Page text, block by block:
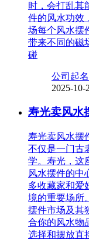
时，会打乱其
件的风水功效
场每个风水摆
带来不同的磁
碰
公司起名
2025-10-
寿光卖风水
寿光卖风水摆
不仅是一门古
学。寿光，这
风水摆件的中
多收藏家和爱
境的重要场所
摆件市场及其
合你的风水物
选择和摆放直